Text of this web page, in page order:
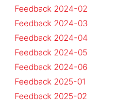
Feedback 2024-02
Feedback 2024-03
Feedback 2024-04
Feedback 2024-05
Feedback 2024-06
Feedback 2025-01
Feedback 2025-02